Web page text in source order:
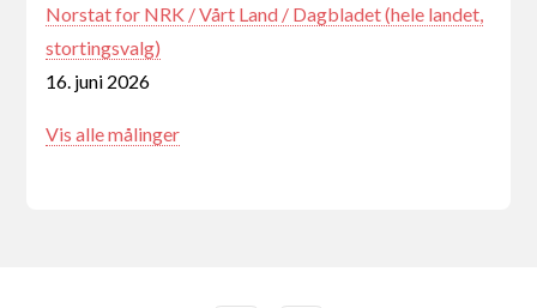
Norstat for NRK / Vårt Land / Dagbladet (hele landet,
stortingsvalg)
16. juni 2026
Vis alle målinger